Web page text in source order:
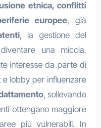
etnica, conflitti
europee, già
, la gestione del
una miccia.
interesse da parte di
lobby per influenzare
, sollevando
ottengano maggiore
più vulnerabili. In